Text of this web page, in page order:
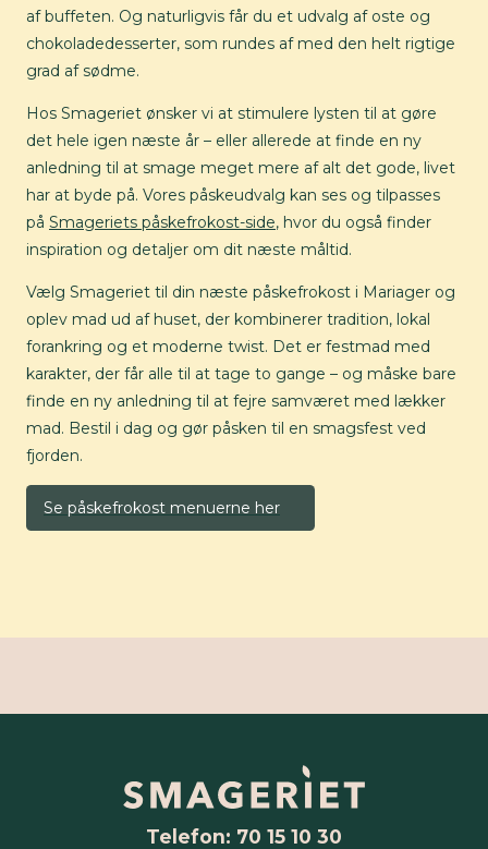
af buffeten. Og naturligvis får du et udvalg af oste og
chokoladedesserter, som rundes af med den helt rigtige
grad af sødme.
Hos Smageriet ønsker vi at stimulere lysten til at gøre
det hele igen næste år – eller allerede at finde en ny
anledning til at smage meget mere af alt det gode, livet
har at byde på. Vores påskeudvalg kan ses og tilpasses
på Smageriets påskefrokost-side, hvor du også finder
inspiration og detaljer om dit næste måltid.
Vælg Smageriet til din næste påskefrokost i Mariager og
oplev mad ud af huset, der kombinerer tradition, lokal
forankring og et moderne twist. Det er festmad med
karakter, der får alle til at tage to gange – og måske bare
finde en ny anledning til at fejre samværet med lækker
mad. Bestil i dag og gør påsken til en smagsfest ved
fjorden.
Se påskefrokost menuerne her
Telefon: 70 15 10 30